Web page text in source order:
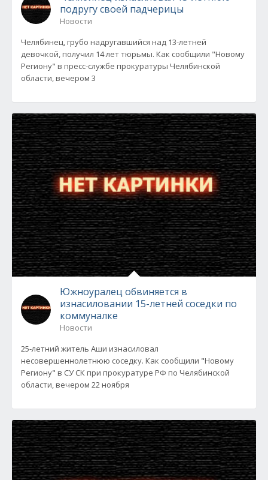
подругу своей падчерицы
Новости
Челябинец, грубо надругавшийся над 13-летней
девочкой, получил 14 лет тюрьмы. Как сообщили "Новому
Региону" в пресс-службе прокуратуры Челябинской
области, вечером 3
Южноуралец обвиняется в
изнасиловании 15-летней соседки по
коммуналке
Новости
25-летний житель Аши изнасиловал
несовершеннолетнюю соседку. Как сообщили "Новому
Региону" в СУ СК при прокуратуре РФ по Челябинской
области, вечером 22 ноября